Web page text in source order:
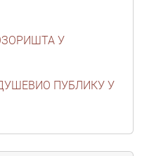
У
ПУБЛИКУ У